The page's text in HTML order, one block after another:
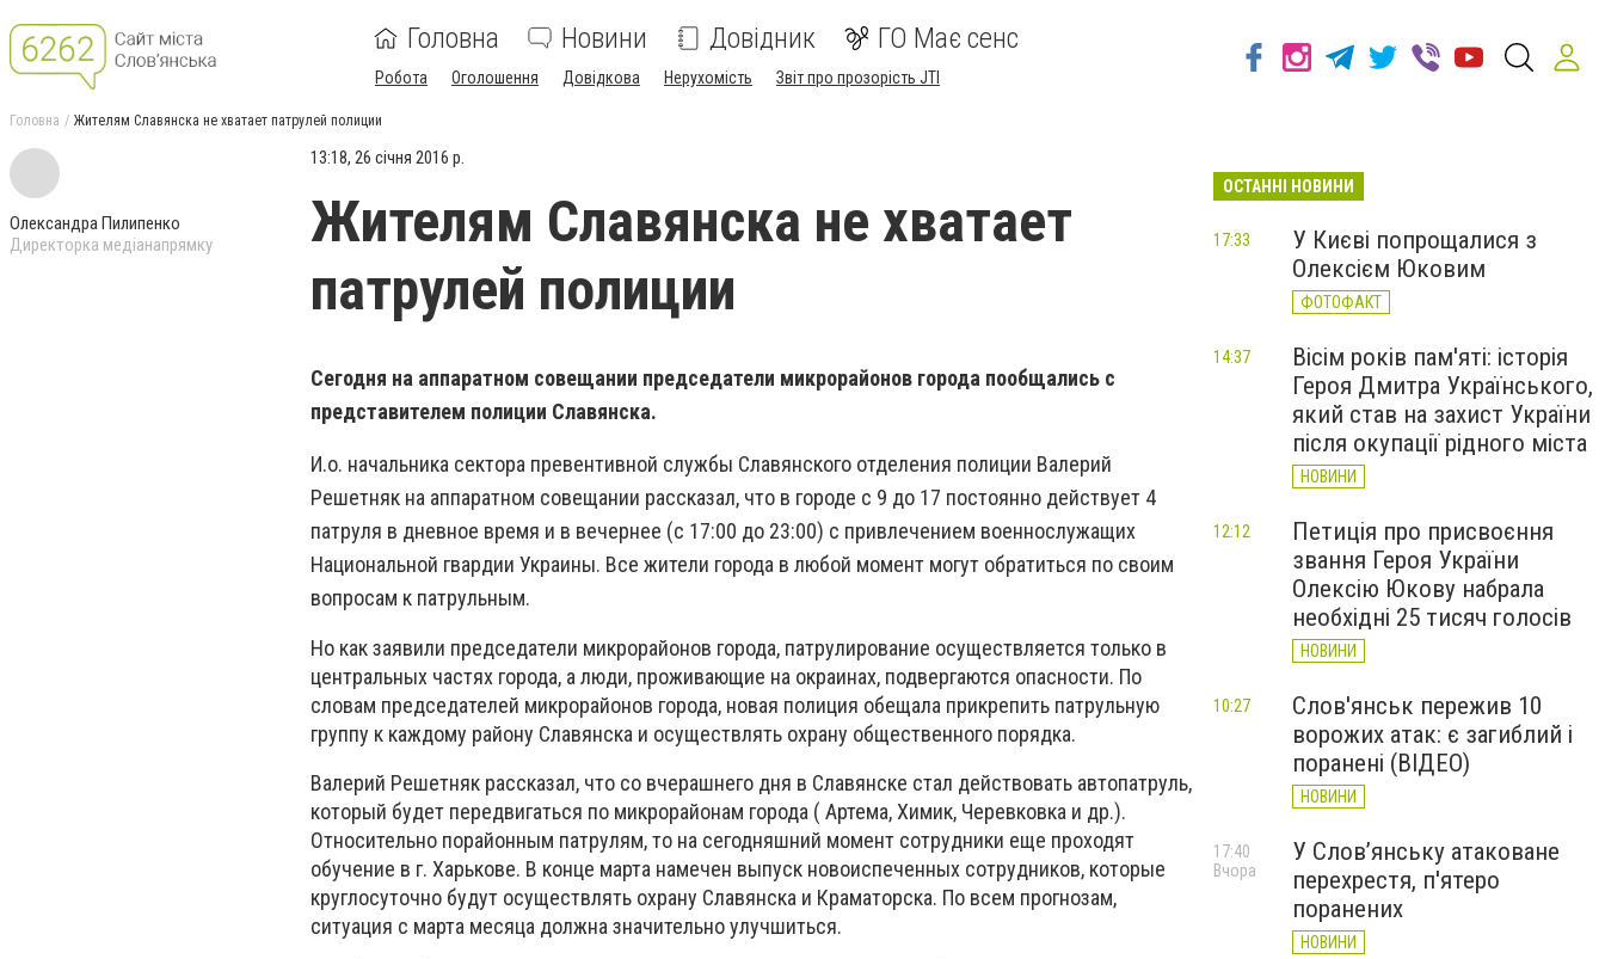
Головна Новини Довідник ГО Має сенс
Робота Оголошення Довідкова Нерухомість Звіт про прозорість JTI
Головна Жителям Славянска не хватает патрулей полиции
Олександра Пилипенко
Директорка медіанапрямку
13:18, 26 січня 2016 р.
Жителям Славянска не хватает
патрулей полиции
Сегодня на аппаратном совещании председатели микрорайонов города пообщались с
представителем полиции Славянска.
И.о. начальника сектора превентивной службы Славянского отделения полиции Валерий
Решетняк на аппаратном совещании рассказал, что в городе с 9 до 17 постоянно действует 4
патруля в дневное время и в вечернее (с 17:00 до 23:00) с привлечением военнослужащих
Национальной гвардии Украины. Все жители города в любой момент могут обратиться по своим
вопросам к патрульным.
Но как заявили председатели микрорайонов города, патрулирование осуществляется только в
центральных частях города, а люди, проживающие на окраинах, подвергаются опасности. По
словам председателей микрорайонов города, новая полиция обещала прикрепить патрульную
группу к каждому району Славянска и осуществлять охрану общественного порядка.
Валерий Решетняк рассказал, что со вчерашнего дня в Славянске стал действовать автопатруль,
который будет передвигаться по микрорайонам города ( Артема, Химик, Черевковка и др.).
Относительно порайонным патрулям, то на сегодняшний момент сотрудники еще проходят
обучение в г. Харькове. В конце марта намечен выпуск новоиспеченных сотрудников, которые
круглосуточно будут осуществлять охрану Славянска и Краматорска. По всем прогнозам,
ситуация с марта месяца должна значительно улучшиться.
ОСТАННІ НОВИНИ
У Києві попрощалися з
Олексієм Юковим
ФОТОФАКТ
17:33
Вісім років пам'яті: історія
Героя Дмитра Українського,
який став на захист України
після окупації рідного міста
НОВИНИ
14:37
Петиція про присвоєння
звання Героя України
Олексію Юкову набрала
необхідні 25 тисяч голосів
НОВИНИ
12:12
Слов'янськ пережив 10
ворожих атак: є загиблий і
поранені (ВІДЕО)
НОВИНИ
10:27
У Слов’янську атаковане
перехрестя, п'ятеро
поранених
НОВИНИ
17:40
Вчора